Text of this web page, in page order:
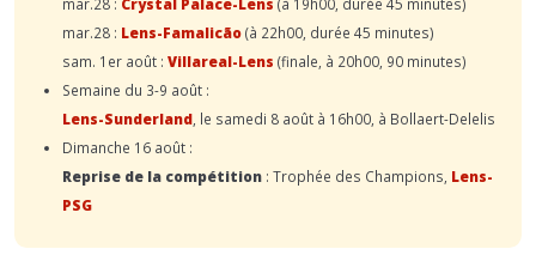
mar.28 : Lens-Famalicão(à 22h00, durée 45 minutes)
sam. 1er août : Villareal-Lens (finale, à 20h00, 90 minutes)
Semaine du 3-9 août :
Lens-Sunderland , le samedi 8 août à 16h00, à Bollaert-Delelis
Dimanche 16 août :
Reprise de la compétition : Trophée des Champions, Lens-
PSG